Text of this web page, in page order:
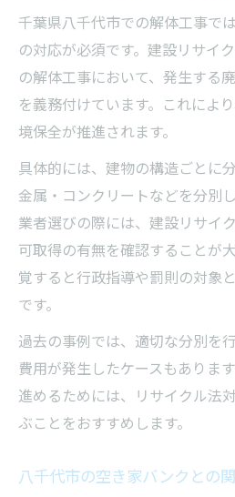
千葉県八千代市での解体工事で
の対応が必須です。建設リサイ
の解体工事において、発生する
を義務付けています。これによ
境保全が推進されます。
具体的には、建物の構造ごとに
金属・コンクリートなどを分別
業者選びの際には、建設リサイ
可取得の有無を確認することが
覚すると行政指導や罰則の対象
です。
過去の事例では、適切な分別を
費用が発生したケースもありま
進めるためには、リサイクル法
ぶことをおすすめします。
八千代市の空き家バンクとの